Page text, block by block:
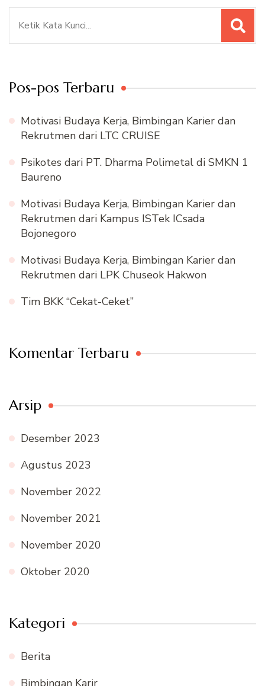
Pos-pos Terbaru
Motivasi Budaya Kerja, Bimbingan Karier dan
Rekrutmen dari LTC CRUISE
Psikotes dari PT. Dharma Polimetal di SMKN 1
Baureno
Motivasi Budaya Kerja, Bimbingan Karier dan
Rekrutmen dari Kampus ISTek ICsada
Bojonegoro
Motivasi Budaya Kerja, Bimbingan Karier dan
Rekrutmen dari LPK Chuseok Hakwon
Tim BKK “Cekat-Ceket”
Komentar Terbaru
Arsip
Desember 2023
Agustus 2023
November 2022
November 2021
November 2020
Oktober 2020
Kategori
Berita
Bimbingan Karir